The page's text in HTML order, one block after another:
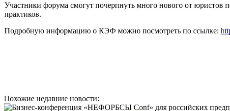
Участники форума смогут почерпнуть много нового от юристов
практиков.
Подробную информацию о КЭФ можно посмотреть по ссылке:
Похожие недавние новости: